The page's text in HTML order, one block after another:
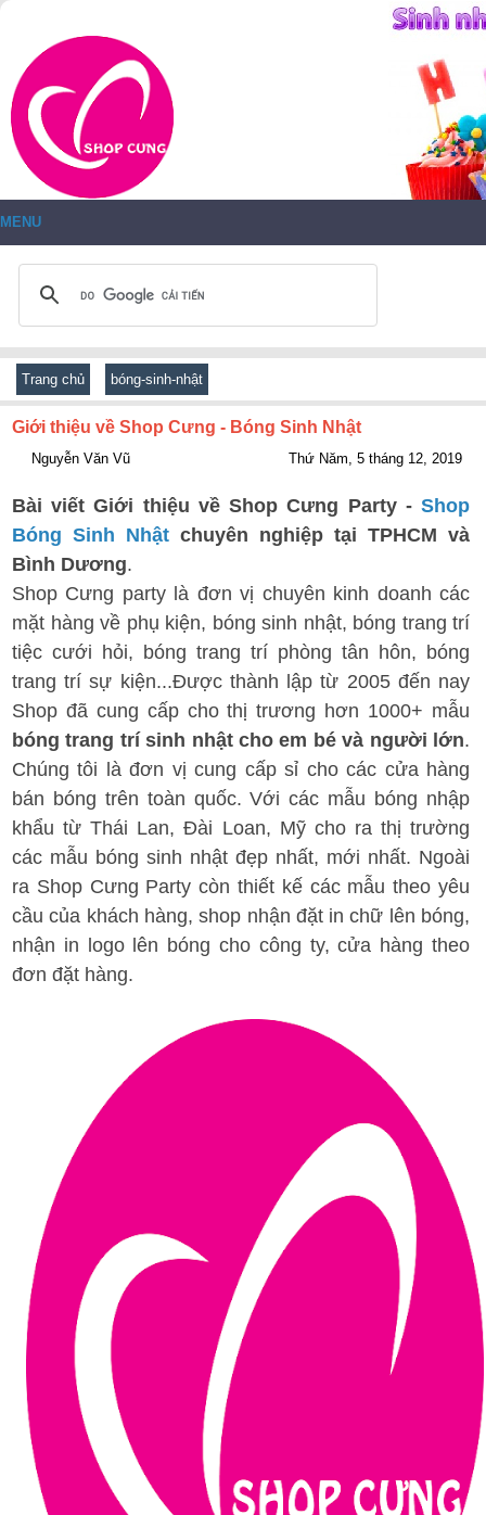
MENU
Trang chủ bóng-sinh-nhật
Giới thiệu về Shop Cưng - Bóng Sinh Nhật
Nguyễn Văn Vũ Thứ Năm, 5 tháng 12, 2019
Bài viết Giới thiệu về Shop Cưng Party - Shop
Bóng Sinh Nhật chuyên nghiệp tại TPHCM và
Bình Dương.
Shop Cưng party là đơn vị chuyên kinh doanh các
mặt hàng về phụ kiện, bóng sinh nhật, bóng trang trí
tiệc cưới hỏi, bóng trang trí phòng tân hôn, bóng
trang trí sự kiện...Được thành lập từ 2005 đến nay
Shop đã cung cấp cho thị trương hơn 1000+ mẫu
bóng trang trí sinh nhật cho em bé và người lớn.
Chúng tôi là đơn vị cung cấp sỉ cho các cửa hàng
bán bóng trên toàn quốc. Với các mẫu bóng nhập
khẩu từ Thái Lan, Đài Loan, Mỹ cho ra thị trường
các mẫu bóng sinh nhật đẹp nhất, mới nhất. Ngoài
ra Shop Cưng Party còn thiết kế các mẫu theo yêu
cầu của khách hàng, shop nhận đặt in chữ lên bóng,
nhận in logo lên bóng cho công ty, cửa hàng theo
đơn đặt hàng.